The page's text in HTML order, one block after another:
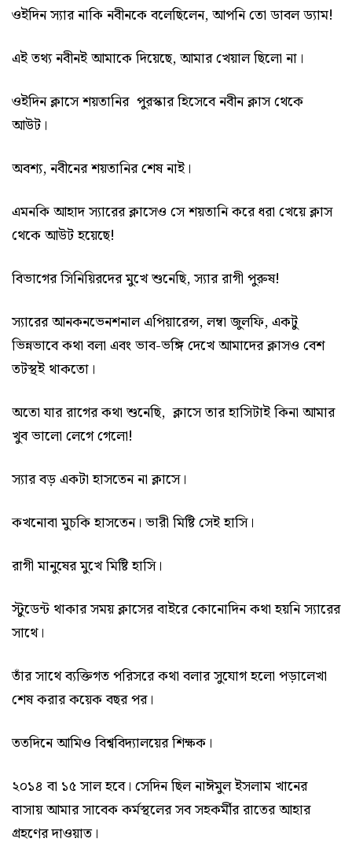
ওইদিন স্যার নাকি নবীনকে বলেছিলেন, আপনি তো ডাবল ড্যাম!
এই তথ্য নবীনই আমাকে দিয়েছে, আমার খেয়াল ছিলো না।
ওইদিন ক্লাসে শয়তানির পুরস্কার হিসেবে নবীন ক্লাস থেকে
আউট।
অবশ্য, নবীনের শয়তানির শেষ নাই।
এমনকি আহাদ স্যারের ক্লাসেও সে শয়তানি করে ধরা খেয়ে ক্লাস
থেকে আউট হয়েছে!
বিভাগের সিনিয়িরদের মুখে শুনেছি, স্যার রাগী পুরুষ!
স্যারের আনকনভেনশনাল এপিয়ারেন্স, লম্বা জুলফি, একটু
ভিন্নভাবে কথা বলা এবং ভাব-ভঙ্গি দেখে আমাদের ক্লাসও বেশ
তটস্থই থাকতো।
অতো যার রাগের কথা শুনেছি, ক্লাসে তার হাসিটাই কিনা আমার
খুব ভালো লেগে গেলো!
স্যার বড় একটা হাসতেন না ক্লাসে।
কখনোবা মুচকি হাসতেন। ভারী মিষ্টি সেই হাসি।
রাগী মানুষের মুখে মিষ্টি হাসি।
স্টুডেন্ট থাকার সময় ক্লাসের বাইরে কোনোদিন কথা হয়নি স্যারের
সাথে।
তাঁর সাথে ব্যক্তিগত পরিসরে কথা বলার সুযোগ হলো পড়ালেখা
শেষ করার কয়েক বছর পর।
ততদিনে আমিও বিশ্ববিদ্যালয়ের শিক্ষক।
২০১৪ বা ১৫ সাল হবে। সেদিন ছিল নাঈমুল ইসলাম খানের
বাসায় আমার সাবেক কর্মস্থলের সব সহকর্মীর রাতের আহার
গ্রহণের দাওয়াত।